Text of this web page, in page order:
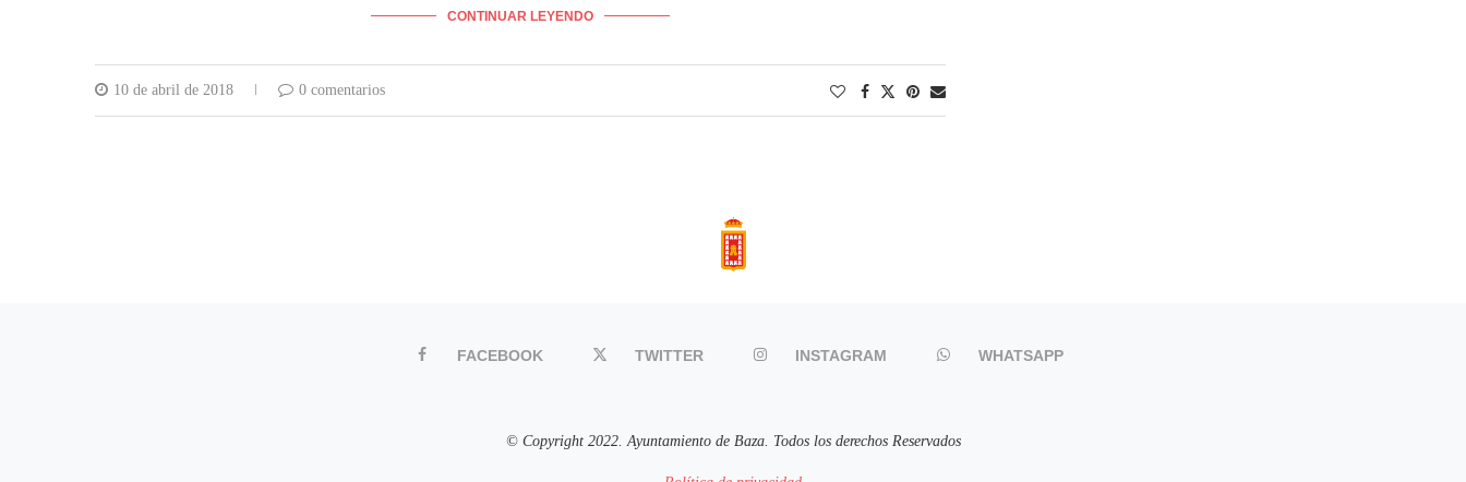
CONTINUAR LEYENDO
10 de abril de 2018 0 comentarios
FACEBOOK TWITTER INSTAGRAM WHATSAPP
© Copyright 2022. Ayuntamiento de Baza. Todos los derechos Reservados